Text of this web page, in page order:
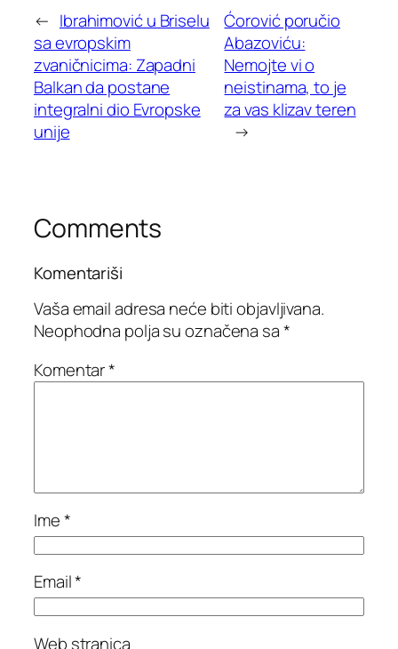
← Ibrahimović u Briselu
sa evropskim
zvaničnicima: Zapadni
Balkan da postane
integralni dio Evropske
unije
Ćorović poručio
Abazoviću:
Nemojte vi o
neistinama, to je
za vas klizav teren
→
Comments
Komentariši
Vaša email adresa neće biti objavljivana.
Neophodna polja su označena sa*
Komentar*
Ime*
Email*
Web stranica